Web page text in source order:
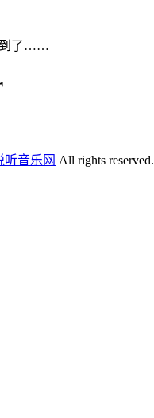
到了……
听音乐网 All rights reserved.